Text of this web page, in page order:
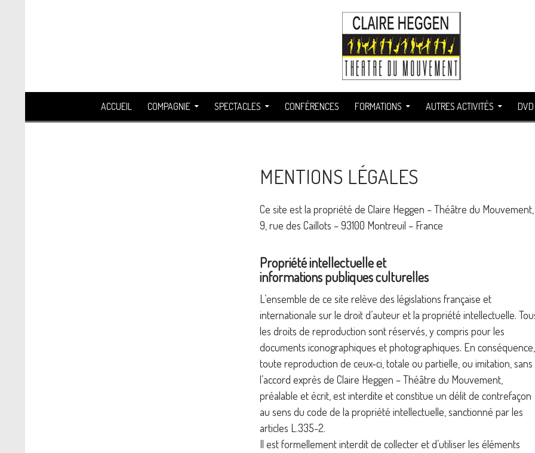
ACCUEIL COMPAGNIE SPECTACLES CONFÉRENCES FORMATIONS AUTRES ACTIVITÉS
MENTIONS LÉGALES
Ce site est la propriété de Claire Heggen – Théâtre du Mouvement,
9, rue des Caillots – 93100 Montreuil – France
Propriété intellectuelle et
informations publiques culturelles
L’ensemble de ce site relève des législations française et
internationale sur le droit d’auteur et la propriété intellectuelle.
les droits de reproduction sont réservés, y compris pour les
documents iconographiques et photographiques. En conséquence,
toute reproduction de ceux-ci, totale ou partielle, ou imitation, sans
l’accord exprès de Claire Heggen – Théâtre du Mouvement,
préalable et écrit, est interdite et constitue un délit de contrefaçon
au sens du code de la propriété intellectuelle, sanctionné par les
articles L.335-2.
Il est formellement interdit de collecter et d’utiliser les éléments